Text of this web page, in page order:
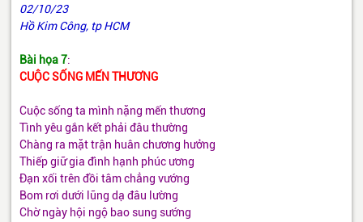
02/10/23
Hồ Kim Công, tp HCM
Bài họa 7:
CUỘC SỐNG MẾN THƯƠNG
Cuộc sống ta mình nặng mến thương
Tình yêu gắn kết phải đâu thường
Chàng ra mặt trận huân chương hưởng
Thiếp giữ gia đình hạnh phúc ương
Đạn xối trên đồi tâm chẳng vướng
Bom rơi dưới lũng dạ đâu lường
Chờ ngày hội ngộ bao sung sướng